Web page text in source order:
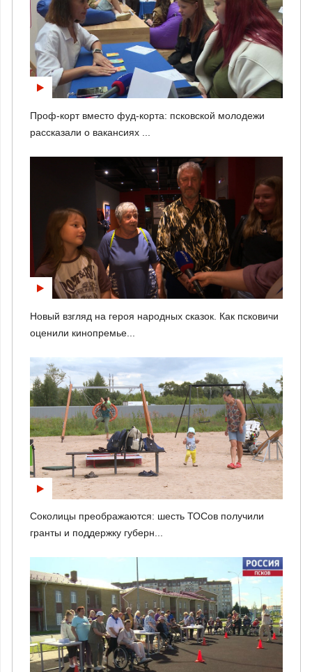
Проф-корт вместо фуд-корта: псковской молодежи
рассказали о вакансиях ...
Новый взгляд на героя народных сказок. Как псковичи
оценили кинопремье...
Соколицы преображаются: шесть ТОСов получили
гранты и поддержку губерн...